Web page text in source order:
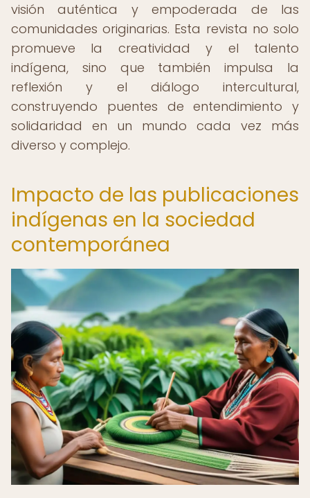
visión auténtica y empoderada de las
comunidades originarias. Esta revista no solo
promueve la creatividad y el talento
indígena, sino que también impulsa la
reflexión y el diálogo intercultural,
construyendo puentes de entendimiento y
solidaridad en un mundo cada vez más
diverso y complejo.
Impacto de las publicaciones
indígenas en la sociedad
contemporánea